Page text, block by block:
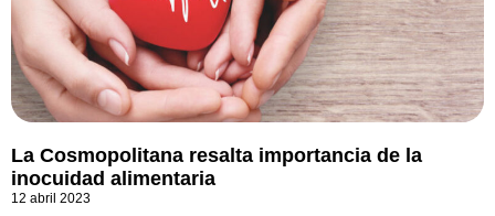
La Cosmopolitana resalta importancia de la
inocuidad alimentaria
12 abril 2023